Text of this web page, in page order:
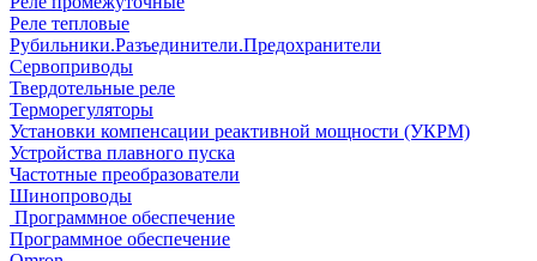
Реле тепловые
Рубильники.Разъединители.Предохранители
Сервоприводы
Твердотельные реле
Терморегуляторы
Установки компенсации реактивной мощности (УКРМ)
Устройства плавного пуска
Частотные преобразователи
Шинопроводы
Программное обеспечение
Программное обеспечение